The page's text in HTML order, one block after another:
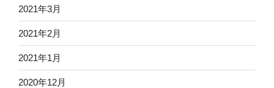
2021年3月
2021年2月
2021年1月
2020年12月